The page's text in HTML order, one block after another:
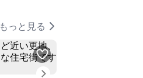
もっと見る